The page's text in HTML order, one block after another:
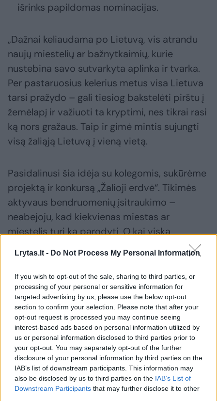
Lrytas.lt - Do Not Process My Personal Information
If you wish to opt-out of the sale, sharing to third parties, or
processing of your personal or sensitive information for
targeted advertising by us, please use the below opt-out
section to confirm your selection. Please note that after your
opt-out request is processed you may continue seeing
interest-based ads based on personal information utilized by
us or personal information disclosed to third parties prior to
your opt-out. You may separately opt-out of the further
disclosure of your personal information by third parties on the
IAB’s list of downstream participants. This information may
also be disclosed by us to third parties on the IAB’s List of
Downstream Participants that may further disclose it to other
išrinks papildomas nominacijas.
„Dažnai keliaudama po Lietuvą, vis atrandu
naujų miestelių ar bažnytkaimių, kurie
nustebina savo sutvarkyta aplinka ir tvarka.
Per pastaruosius kelerius metus visa Lietuva
tarsi pražydo – gali tiesiog bakstelėti pirštu į
žemėlapį ir važiuoti ta kryptimi, nes tikrai rasi
ką nors gražaus. Taip ir gimė mintis sujungti
visą žaliąją Lietuvą į vieną vietą.
Pasidalinusi šia idėja su kolegomis, sukūrėme
projektą ir konkursą „Žalioji erdvė“. Tikimės
aktyvaus bendruomenių įsitraukimo –
neabejoju, kad kiekvienas miestas ar
miestelis turi ką parodyti. O kai viską
surinksime, dar ir vasaros maršrutų žemėlapį
savo skaitytojams parengsime“, – intriguoja
projekto vadovė, Lrytas būsto rubrikos
redaktorė Inga Junčienė.
Susiję straipsniai